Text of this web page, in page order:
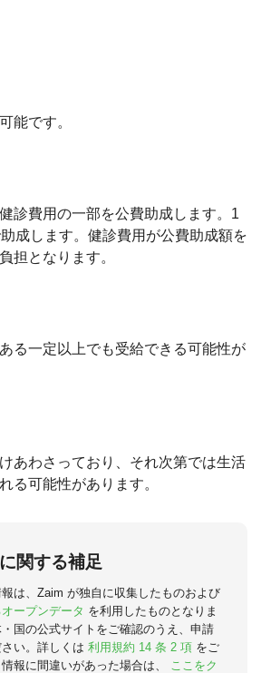
能です。
診費用の一部を公費助成します。1
成します。健診費用が公費助成額を
担となります。
る一定以上でも受給できる可能性が
あわさっており、それ次第では生活
る可能性があります。
関する補足
は、Zaim が独自に収集したものおよび
ープンデータ を利用したものとなりま
国の公式サイトをご確認のうえ、申請
い。詳しくは 利用規約 14 条 2 項 をご
報に間違いがあった場合は、
ここをク